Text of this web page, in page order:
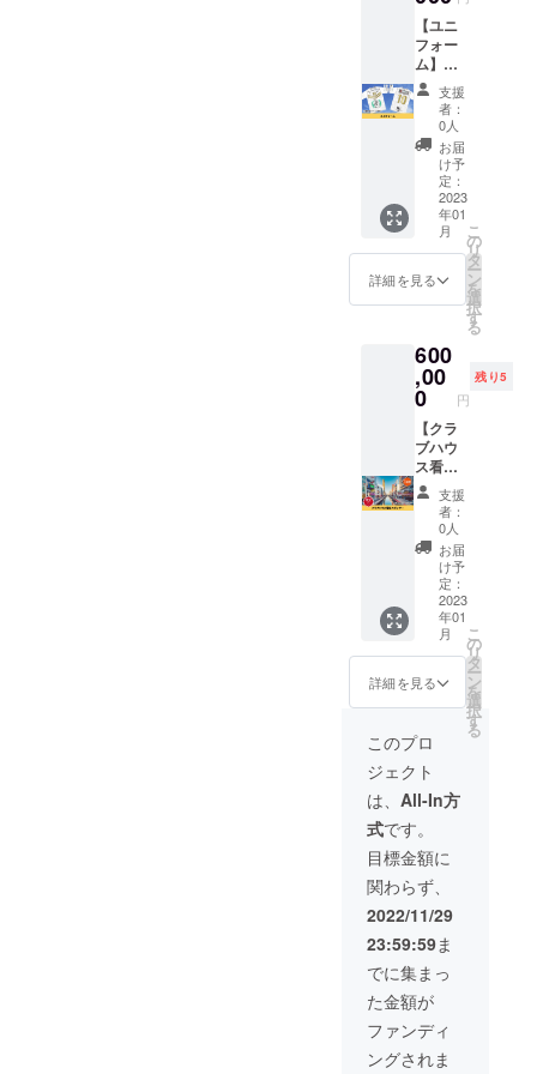
サイ
ズ
1100×2
00㎜ カ
ラー
フォー
ム 素
材 綿
100%
サイ
ズ S・
M・
L（支援
時に選
番号 お
好きな
背番号
１～99
番まで
を備考
欄に記
載して
くださ
い。
サイ
ズ
1100×2
00㎜ カ
ラー
【ユニ
フォー
ム】
Osaka
CitySC
ファン
クラブ
のユニ
フォー
ムをお
届けし
ます。
■製品に
ついて■
素材
綿100%
ズ S・
M・
L（支援
時に選
択して
くださ
い） 背
番号 お
好きな
背番号
１～99
番まで
を備考
欄に記
載して
くださ
い。
支援
者：
0人
お届
け予
定：
2023
年01
月
詳細を見る
こ
の
リ
タ
ー
ン
を
選
択
す
る
600
,00
0 円
残り5
【クラ
ブハウ
ス看板
スポン
サー】
1年間ク
ラブハ
ウスの
企業ス
ポン
サーに
なれる
権利で
す。 企
業スポ
ンサー
として
企業
名、企
業ロゴ
を掲載
させて
いただ
きま
す。 是
非看板
に企業
名を刻
み、選
手を応
援して
くださ
い。 ※
掲載内
支援
者：
0人
お届
け予
定：
2023
年01
月
詳細を見る
こ
の
リ
タ
ー
ン
を
選
択
す
る
このプロ
ジェクト
は、 All-In方
式です。
目標金額に
関わらず、
2022/11/29
23:59:59ま
でに集まっ
た金額が
ファンディ
ングされま